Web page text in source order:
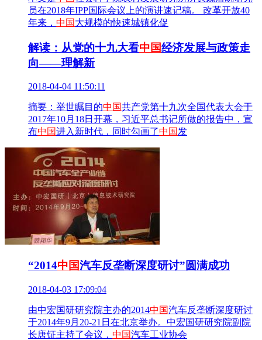
员在2018年IPP国际会议上的演讲速记稿。 改革开放40
年来， 中国大规模的快速城镇化促
解读：从党的十九大看中国经济发展与政策走
向——理解新
2018-04-04 11:50:11
摘要：举世瞩目的中国共产党第十九次全国代表大会于
2017年10月18日开幕，习近平总书记所做的报告中，宣
布中国进入新时代，同时勾画了中国发
“2014中国汽车反垄断深度研讨”圆满成功
2018-04-03 17:09:04
由中宏国研研究院主办的2014中国汽车反垄断深度研讨
于2014年9月20-21日在北京举办。中宏国研研究院副院
长唐钲主持了会议， 中国汽车工业协会